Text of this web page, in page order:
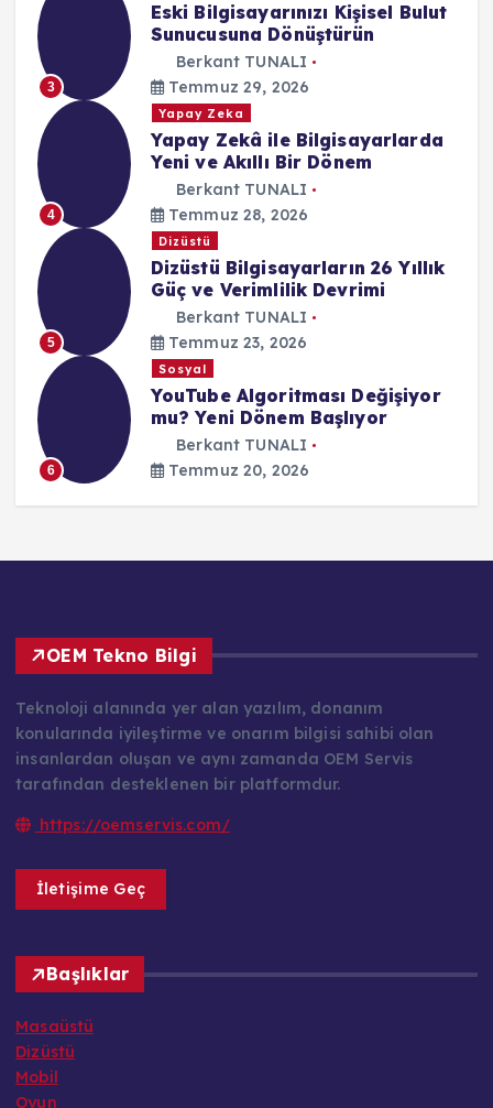
3
Eski Bilgisayarınızı Kişisel Bulut
Sunucusuna Dönüştürün
Berkant TUNALI
Temmuz 29, 2026
4
Yapay Zeka
Yapay Zekâ ile Bilgisayarlarda
Yeni ve Akıllı Bir Dönem
Berkant TUNALI
Temmuz 28, 2026
5
Dizüstü
Dizüstü Bilgisayarların 26 Yıllık
Güç ve Verimlilik Devrimi
Berkant TUNALI
Temmuz 23, 2026
6
Sosyal
YouTube Algoritması Değişiyor
mu? Yeni Dönem Başlıyor
Berkant TUNALI
Temmuz 20, 2026
OEM Tekno Bilgi
Teknoloji alanında yer alan yazılım, donanım
konularında iyileştirme ve onarım bilgisi sahibi olan
insanlardan oluşan ve aynı zamanda OEM Servis
tarafından desteklenen bir platformdur.
https://oemservis.com/
İletişime Geç
Başlıklar
Masaüstü
Dizüstü
Mobil
Oyun